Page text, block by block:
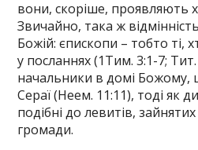
вони, скоріше, проявляють
Звичайно, така ж
Божій: єпископи – тобто ті,
у посланнях (1Тим. 3:1-7;
начальники в домі Божому,
Сераї (Неем. 11:11), тоді як
подібні до левитів,
громади.